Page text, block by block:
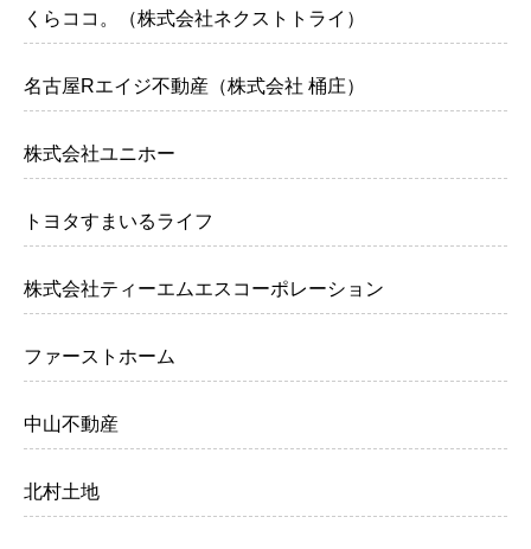
くらココ。（株式会社ネクストトライ）
名古屋Rエイジ不動産（株式会社 桶庄）
株式会社ユニホー
トヨタすまいるライフ
株式会社ティーエムエスコーポレーション
ファーストホーム
中山不動産
北村土地